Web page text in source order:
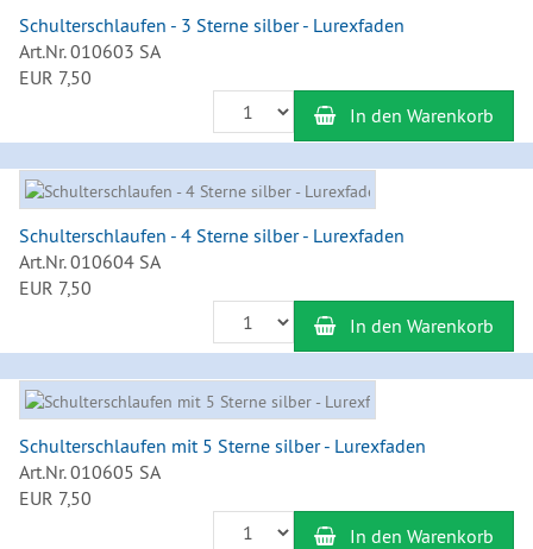
Schulterschlaufen - 3 Sterne silber - Lurexfaden
Art.Nr. 010603 SA
EUR 7,50
Anzahl
In den Warenkorb
Schulterschlaufen - 4 Sterne silber - Lurexfaden
Art.Nr. 010604 SA
EUR 7,50
Anzahl
In den Warenkorb
Schulterschlaufen mit 5 Sterne silber - Lurexfaden
Art.Nr. 010605 SA
EUR 7,50
Anzahl
In den Warenkorb